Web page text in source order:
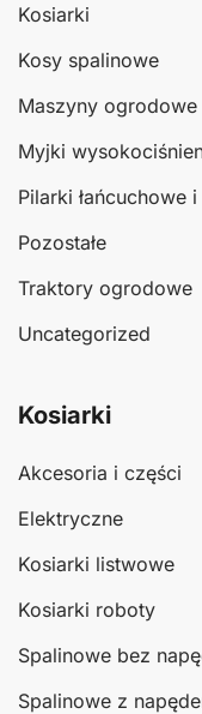
Kosiarki
Kosy spalinowe
Maszyny ogrodowe
Myjki
Pilarki łańcuchowe
Pozostałe
Traktory ogrodowe
Uncategorized
Kosiarki
Akcesoria i części
Elektryczne
Kosiarki listwowe
Kosiarki roboty
Spalinowe bez
Spalinowe z